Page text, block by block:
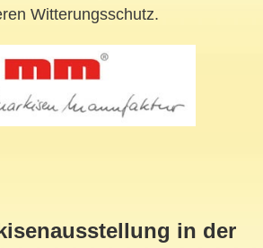
Witterungsschutz.
in der